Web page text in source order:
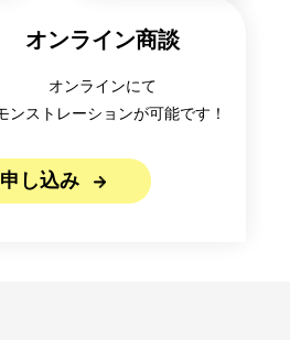
オンライン商談
オンラインにて
ンストレーションが可能です！
し込み